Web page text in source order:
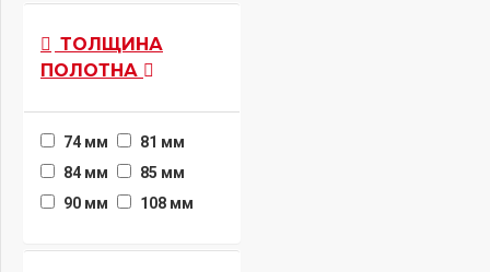
ТОЛЩИНА
ПОЛОТНА
74 мм
81 мм
84 мм
85 мм
90 мм
108 мм